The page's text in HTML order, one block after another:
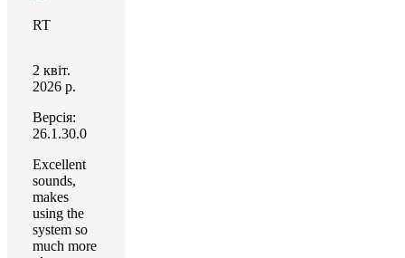
RT
2 квіт.
2026 р.
Версія:
26.1.30.0
Excellent
sounds,
makes
using the
system so
much more